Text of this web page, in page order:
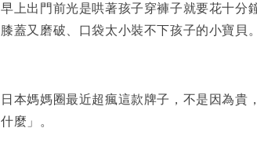
早上出門前光是哄著孩子穿褲子就要花十分
膝蓋又磨破、口袋太小裝不下孩子的小寶貝。
日本媽媽圈最近超瘋這款牌子，不是因為貴
什麼」。